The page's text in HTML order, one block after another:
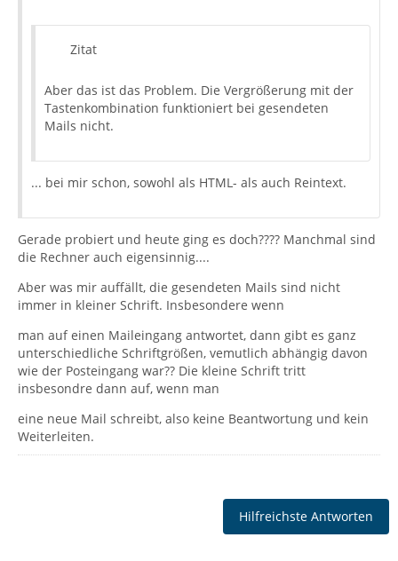
Zitat
Aber das ist das Problem. Die Vergrößerung mit der
Tastenkombination funktioniert bei gesendeten
Mails nicht.
... bei mir schon, sowohl als HTML- als auch Reintext.
Gerade probiert und heute ging es doch???? Manchmal sind
die Rechner auch eigensinnig....
Aber was mir auffällt, die gesendeten Mails sind nicht
immer in kleiner Schrift. Insbesondere wenn
man auf einen Maileingang antwortet, dann gibt es ganz
unterschiedliche Schriftgrößen, vemutlich abhängig davon
wie der Posteingang war?? Die kleine Schrift tritt
insbesondre dann auf, wenn man
eine neue Mail schreibt, also keine Beantwortung und kein
Weiterleiten.
Hilfreichste Antworten